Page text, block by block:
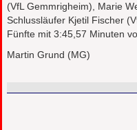
(VfL Gemmrigheim), Marie
Schlussläufer Kjetil Fischer
Fünfte mit 3:45,57 Minuten
Martin Grund (MG)